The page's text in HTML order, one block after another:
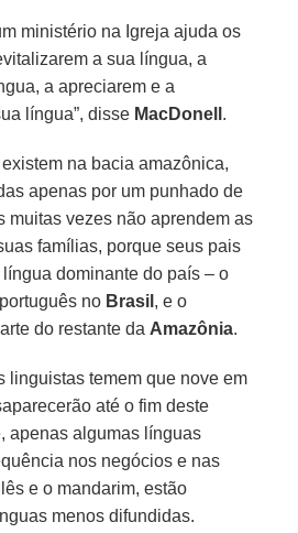
ministério na Igreja ajuda os
a sua língua, a
a apreciarem e a
língua”, disse MacDonell .
existem na bacia amazônica,
apenas por um punhado de
muitas vezes não aprendem as
famílias, porque seus pais
dominante do país – o
no Brasil , e o
do restante da Amazônia.
linguistas temem que nove em
até o fim deste
apenas algumas línguas
nos negócios e nas
e o mandarim, estão
menos difundidas.